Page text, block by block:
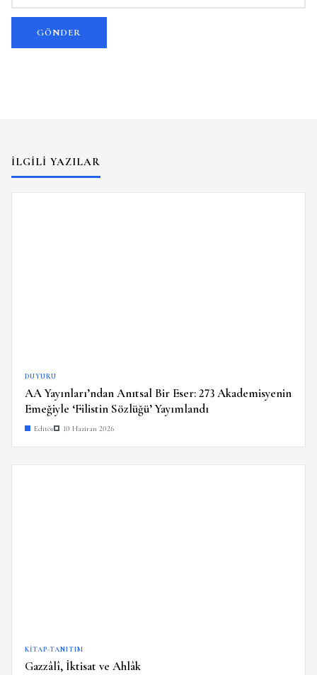
İLGILI YAZILAR
DUYURU
AA Yayınları’ndan Anıtsal Bir Eser: 273 Akademisyenin
Emeğiyle ‘Filistin Sözlüğü’ Yayımlandı
Editör 10 Haziran 2026
KITAP-TANITIM
Gazzâlî, İktisat ve Ahlâk